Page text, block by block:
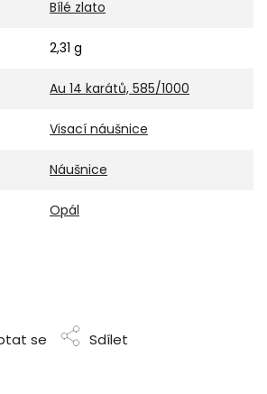
Bílé zlato
2,31 g
Au 14 karátů, 585/1000
Visací náušnice
Náušnice
Opál
se Sdílet